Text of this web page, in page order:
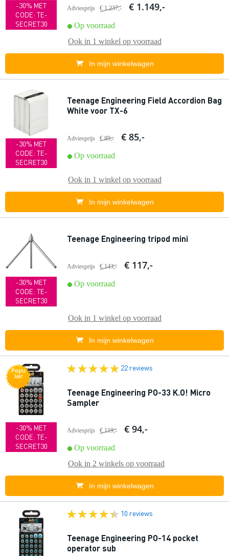
-30% MET
CODE: TE-
SECRET30
Adviesprijs € 1.237,- € 1.149,-
Op voorraad
Ook in 1 winkel op voorraad
In mijn winkelwagen
-30% MET
CODE: TE-
SECRET30
Teenage Engineering Field Accordion Bag
White voor TX-6
Adviesprijs € 89,- € 85,-
Op voorraad
Ook in 1 winkel op voorraad
In mijn winkelwagen
-30% MET
CODE: TE-
SECRET30
Teenage Engineering tripod mini
Adviesprijs € 143,- € 117,-
Op voorraad
Ook in 1 winkel op voorraad
In mijn winkelwagen
Popu
lair
-30% MET
CODE: TE-
SECRET30
22 reviews
Teenage Engineering PO-33 K.O! Micro
Sampler
Adviesprijs € 119,- € 94,-
Op voorraad
Ook in 2 winkels op voorraad
In mijn winkelwagen
10 reviews
Teenage Engineering PO-14 pocket
operator sub